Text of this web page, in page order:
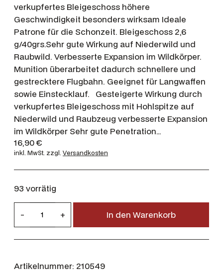
verkupfertes Bleigeschoss höhere
Geschwindigkeit besonders wirksam Ideale
Patrone für die Schonzeit. Bleigeschoss 2,6
g/40grs.Sehr gute Wirkung auf Niederwild und
Raubwild. Verbesserte Expansion im Wildkörper.
Munition überarbeitet dadurch schnellere und
gestrecktere Flugbahn. Geeignet für Langwaffen
sowie Einstecklauf. Gesteigerte Wirkung durch
verkupfertes Bleigeschoss mit Hohlspitze auf
Niederwild und Raubzeug verbesserte Expansion
im Wildkörper Sehr gute Penetration…
16,90€
inkl. MwSt. zzgl. Versandkosten
93 vorrätig
2
- + In den Warenkorb
Artikelnummer: 210549